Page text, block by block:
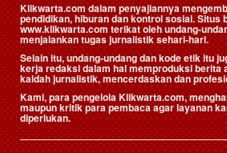
Klikwarta.com dalam penyajiannya
pendidikan, hiburan dan kontrol sosial. Situs
www.klikwarta.com terikat oleh undang-
menjalankan tugas jurnalistik sehari-hari.
Selain itu, undang-undang dan kode etik itu
kerja redaksi dalam hal memproduksi berita
kaidah jurnalistik, mencerdaskan dan
Kami, para pengelola Klikwarta.com,
maupun kritik para pembaca agar layanan
diperlukan.